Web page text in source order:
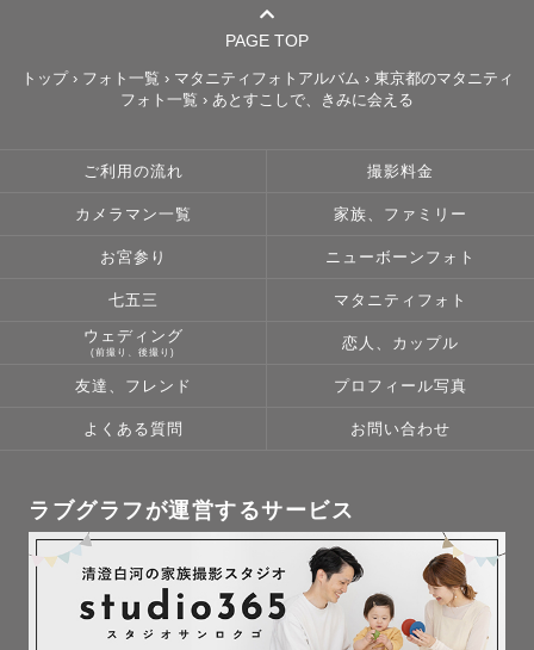
【ファミリー】
考えています。
です。
何年後に振り返って「あんなことあったね」「これが好き
お届けします🕊️
【おひとり】
ます💐
写真が苦手でも大丈夫です🌿
私自身も写真に写ることが苦手でしたが
素敵に撮ってもらうことが増えて
だんだんと自分に自信が持てるように変わりました。
PAGE TOP
トップ› フォト一覧 › マタニティフォトアルバム › 東京都のマタニティ
フォト一覧 › あとすこしで、きみに会える
ご利用の流れ 撮影料金
カメラマン一覧 家族、ファミリー
お宮参り ニューボーンフォト
七五三 マタニティフォト
ウェディング
(前撮り、後撮り)
恋人、カップル
友達、フレンド プロフィール写真
よくある質問 お問い合わせ
ラブグラフが運営するサービス